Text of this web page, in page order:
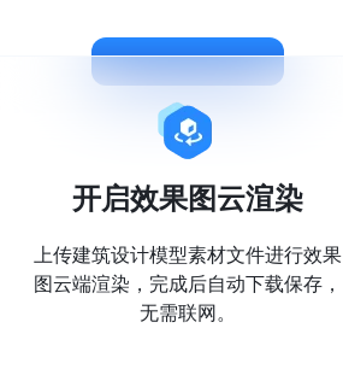
开启效果图云渲染
上传建筑设计模型素材文件进行效果
图云端渲染，完成后自动下载保存，
无需联网。